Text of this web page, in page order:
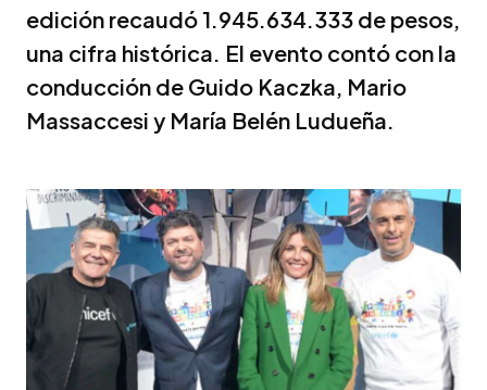
edición recaudó 1.945.634.333 de pesos,
una cifra histórica. El evento contó con la
conducción de Guido Kaczka, Mario
Massaccesi y María Belén Ludueña.